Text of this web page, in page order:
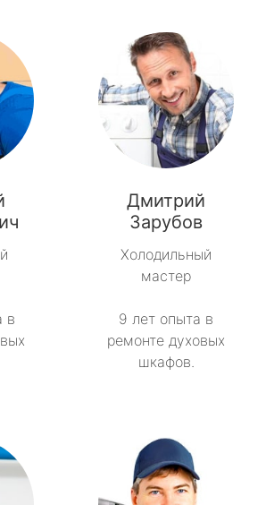
в
Дмитрий
Зарубов
Холодильный
мастер
9 лет опыта в
ремонте духовых
шкафов.